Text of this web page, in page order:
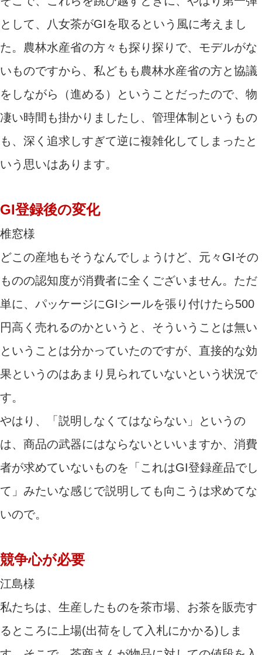
として、八女茶がGIを取るという風に考えまし
た。農林水産省の方々も探り探りで、モデルがな
いものですから、私どもも農林水産省の方と協議
をしながら（進める）ということだったので、物
凄い時間も掛かりましたし、管理体制というもの
も、深く追求しすぎて逆に複雑化してしまったと
いう思いはあります。
GI登録後の変化
椎窓様
どこの産地もそうなんでしょうけど、元々GIその
ものの認知度が消費者に全くございません。ただ
単に、パッケージにGIシールを張り付けたら500
円高く売れるのかというと、そういうことは無い
ということは分かっていたのですが、直接的な効
果というのはあまり見られていないという状況で
す。
やはり、「説明しなくてはならない」というの
は、商品の武器にはならないといいますか、消費
者が求めていないものを「これはGI登録産品でし
て」みたいな感じで説明しても向こうは求めてな
いので。
競争心が必要
江島様
私たちは、生産したものを茶市場、お茶を販売す
るところに上場(出荷をして入札にかかる)しま